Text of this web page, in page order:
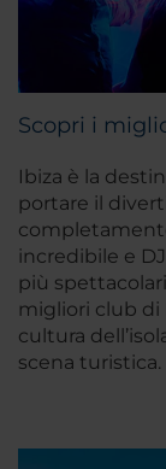
Scopri i
Ibiza è la
portare il
incredibile e
più
migliori club di
cultura
scena turistica.